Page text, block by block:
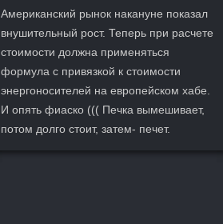
Американский рынок накануне показал
внушительный рост. Теперь при расчете
стоимости должна применяться
формула с привязкой к стоимости
энергоносителей на европейском хабе.
И опять фиаско ((( Печка вымешивает,
потом долго стоит, затем- печет.